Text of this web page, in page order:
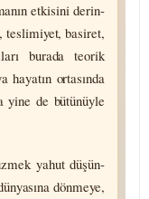
etkisini derin­
teslimiyet, basiret,
burada teorik
hayatın ortasında
yine de bütünüyle
yahut düşün­
dönmeye,